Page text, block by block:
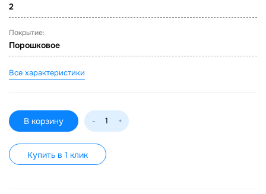
2
Покрытие:
Порошковое
Все характеристики
В корзину - +
Купить в 1 клик